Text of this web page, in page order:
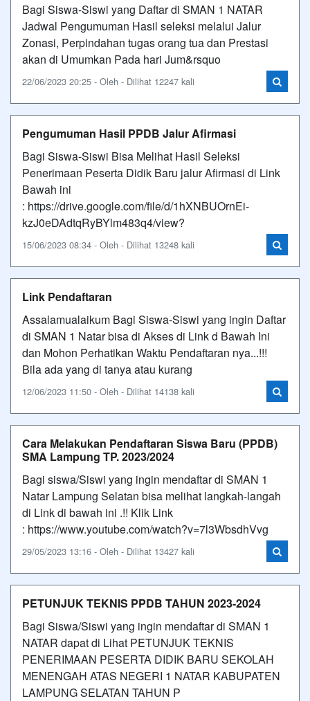
Bagi Siswa-Siswi yang Daftar di SMAN 1 NATAR
Jadwal Pengumuman Hasil seleksi melalui Jalur
Zonasi, Perpindahan tugas orang tua dan Prestasi
akan di Umumkan Pada hari Jum&rsquo
22/06/2023 20:25 - Oleh - Dilihat 12247 kali
Pengumuman Hasil PPDB Jalur Afirmasi
Bagi Siswa-Siswi Bisa Melihat Hasil Seleksi
Penerimaan Peserta Didik Baru jalur Afirmasi di Link
Bawah ini
: https://drive.google.com/file/d/1hXNBUOrnEi-
kzJ0eDAdtqRyBYlm483q4/view?
15/06/2023 08:34 - Oleh - Dilihat 13248 kali
Link Pendaftaran
Assalamualaikum Bagi Siswa-Siswi yang ingin Daftar
di SMAN 1 Natar bisa di Akses di Link d Bawah Ini
dan Mohon Perhatikan Waktu Pendaftaran nya...!!!
Bila ada yang di tanya atau kurang
12/06/2023 11:50 - Oleh - Dilihat 14138 kali
Cara Melakukan Pendaftaran Siswa Baru (PPDB)
SMA Lampung TP. 2023/2024
Bagi siswa/Siswi yang ingin mendaftar di SMAN 1
Natar Lampung Selatan bisa melihat langkah-langah
di Link di bawah ini .!! Klik Link
: https://www.youtube.com/watch?v=7l3WbsdhVvg
29/05/2023 13:16 - Oleh - Dilihat 13427 kali
PETUNJUK TEKNIS PPDB TAHUN 2023-2024
Bagi Siswa/Siswi yang ingin mendaftar di SMAN 1
NATAR dapat di Lihat PETUNJUK TEKNIS
PENERIMAAN PESERTA DIDIK BARU SEKOLAH
MENENGAH ATAS NEGERI 1 NATAR KABUPATEN
LAMPUNG SELATAN TAHUN P